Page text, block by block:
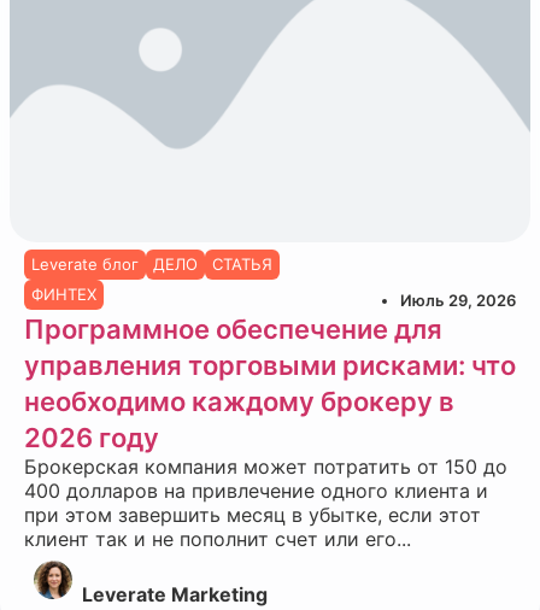
Leverate блог ДЕЛО
СТАТЬЯ
ФИНТЕХ
Июль 29, 2026
Программное обеспечение для
управления торговыми рисками: что
необходимо каждому брокеру в
2026 году
Брокерская компания может потратить от 150 до
400 долларов на привлечение одного клиента и
при этом завершить месяц в убытке, если этот
клиент так и не пополнит счет или его...
Leverate Marketing